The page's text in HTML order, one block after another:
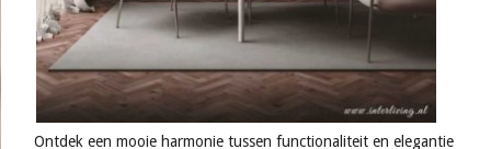
Ontdek een mooie harmonie tussen functionaliteit en elegantie